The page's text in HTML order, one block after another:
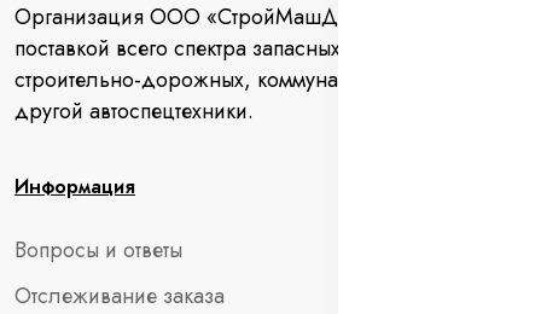
Организация ООО «СтройМашДеталь» занимается
поставкой всего спектра запасных частей для
строительно-дорожных, коммунальных машин и
другой автоспецтехники.
Информация
Вопросы и ответы
Отслеживание заказа